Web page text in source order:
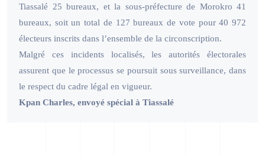
Tiassalé 25 bureaux, et la sous-préfecture de Morokro 41
bureaux, soit un total de 127 bureaux de vote pour 40 972
électeurs inscrits dans l’ensemble de la circonscription.
Malgré ces incidents localisés, les autorités électorales
assurent que le processus se poursuit sous surveillance, dans
le respect du cadre légal en vigueur.
Kpan Charles, envoyé spécial à Tiassalé